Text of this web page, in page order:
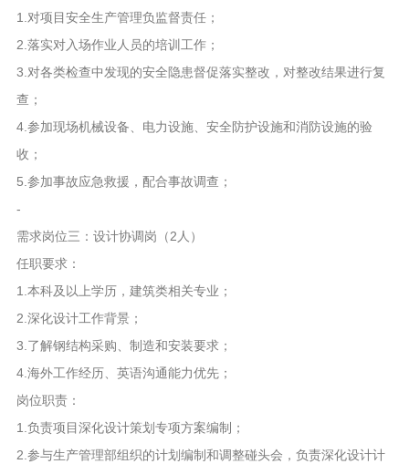
1.对项目安全生产管理负监督责任；
2.落实对入场作业人员的培训工作；
3.对各类检查中发现的安全隐患督促落实整改，对整改结果进行复
查；
4.参加现场机械设备、电力设施、安全防护设施和消防设施的验
收；
5.参加事故应急救援，配合事故调查；
-
需求岗位三：设计协调岗（2人）
任职要求：
1.本科及以上学历，建筑类相关专业；
2.深化设计工作背景；
3.了解钢结构采购、制造和安装要求；
4.海外工作经历、英语沟通能力优先；
岗位职责：
1.负责项目深化设计策划专项方案编制；
2.参与生产管理部组织的计划编制和调整碰头会，负责深化设计计